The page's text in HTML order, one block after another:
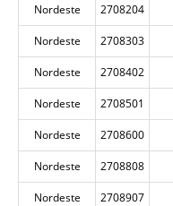
Nordeste 2708204
Nordeste 2708303
Nordeste 2708402
Nordeste 2708501
Nordeste 2708600
Nordeste 2708808
Nordeste 2708907